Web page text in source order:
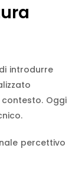
introdurre
Oggi
percettivo